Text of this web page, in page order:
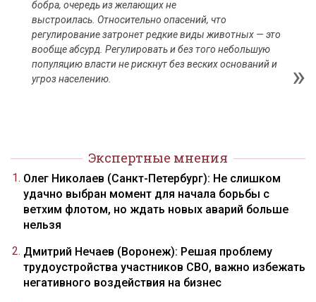
бобра, очередь из желающих не
выстроилась. Относительно опасений, что
регулирование затронет редкие виды животных — это
вообще абсурд. Регулировать и без того небольшую
популяцию власти не рискнут без веских оснований и
угроз населению.
Экспертные мнения
Олег Николаев (Санкт-Петербург): Не слишком
удачно выбран момент для начала борьбы с
ветхим флотом, но ждать новых аварий больше
нельзя
Дмитрий Нечаев (Воронеж): Решая проблему
трудоустройства участников СВО, важно избежать
негативного воздействия на бизнес